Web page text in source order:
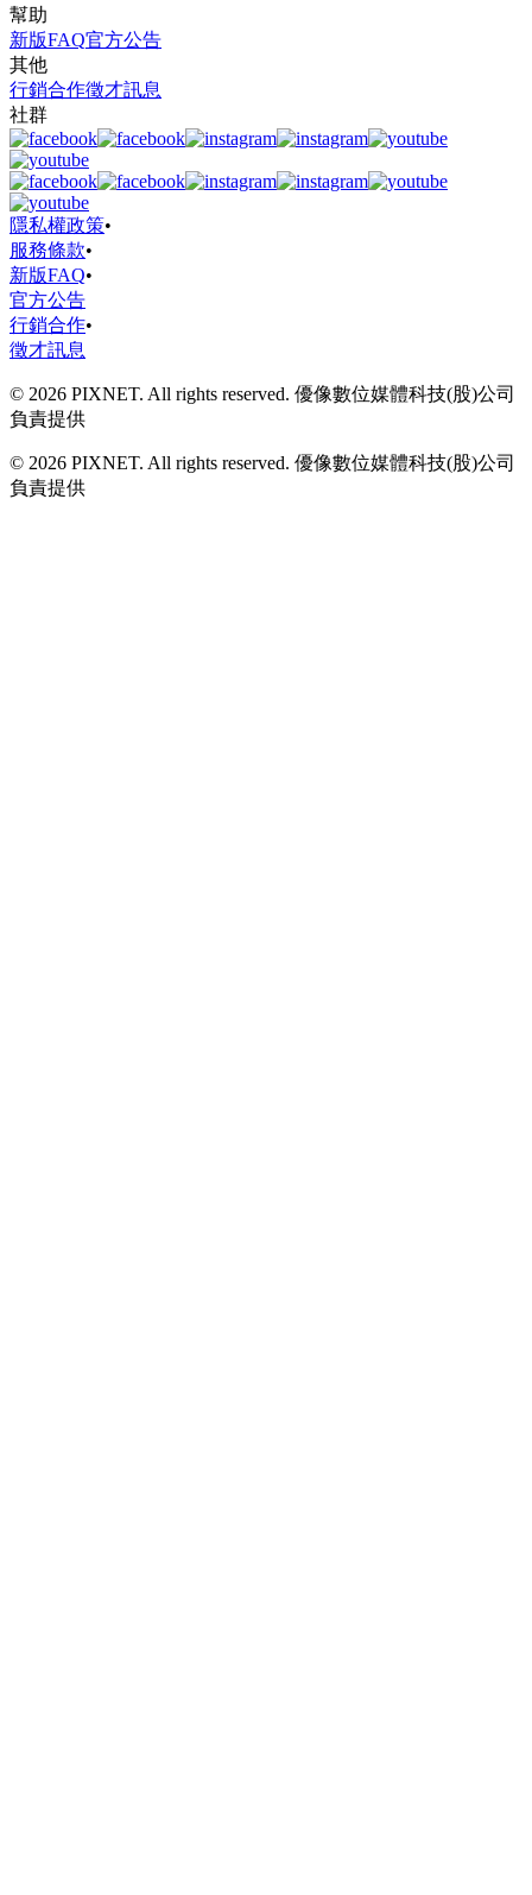
幫助
新版FAQ官方公告
其他
行銷合作徵才訊息
社群
隱私權政策•
服務條款•
新版FAQ•
官方公告
行銷合作•
徵才訊息
© 2026 PIXNET. All rights reserved. 優像數位媒體科技(股)公司
負責提供
© 2026 PIXNET. All rights reserved. 優像數位媒體科技(股)公司
負責提供